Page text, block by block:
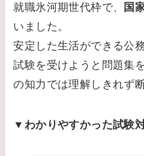
就職氷河期世代枠で、 国
いました。
安定した生活ができる公務
試験を受けようと問題集
の知力では理解しきれず
▼わかりやすかった試験